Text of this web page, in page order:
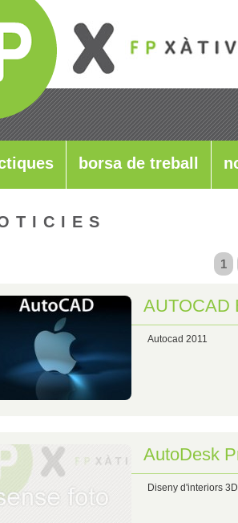
borsa de treball
1
AUTOCAD
Autocad 2011
AutoDesk
Diseny d'interiors